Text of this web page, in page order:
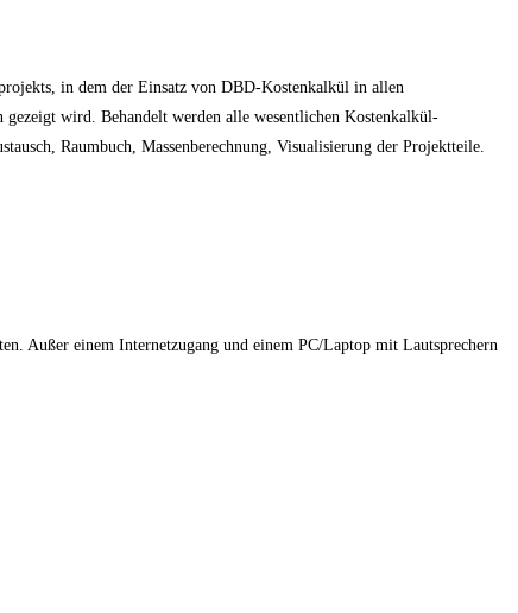
in dem der Einsatz von DBD-Kostenkalkül in allen
wird. Behandelt werden alle wesentlichen Kostenkalkül-
Raumbuch, Massenberechnung, Visualisierung der Projektteile.
Außer einem Internetzugang und einem PC/Laptop mit Lautsprechern